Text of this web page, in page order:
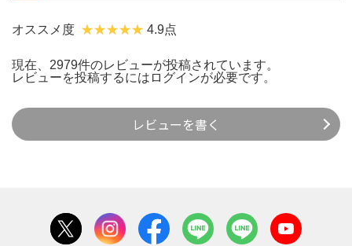
オススメ度 4.9点
現在、2979件のレビューが投稿されています。
レビューを投稿するには ログインが必要です。
レビューを書く